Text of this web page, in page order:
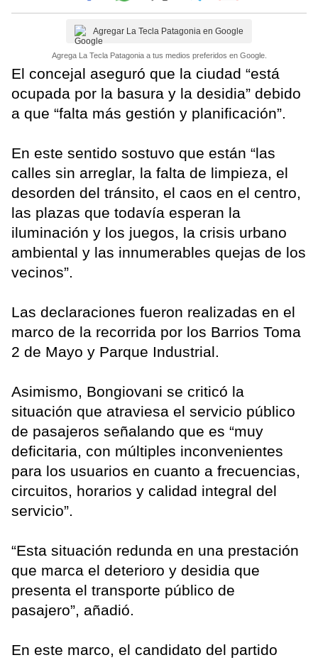
Agregar La Tecla Patagonia en Google
Agrega La Tecla Patagonia a tus medios preferidos en Google.
El concejal aseguró que la ciudad “está
ocupada por la basura y la desidia” debido
a que “falta más gestión y planificación”.
En este sentido sostuvo que están “las
calles sin arreglar, la falta de limpieza, el
desorden del tránsito, el caos en el centro,
las plazas que todavía esperan la
iluminación y los juegos, la crisis urbano
ambiental y las innumerables quejas de los
vecinos”.
Las declaraciones fueron realizadas en el
marco de la recorrida por los Barrios Toma
2 de Mayo y Parque Industrial.
Asimismo, Bongiovani se criticó la
situación que atraviesa el servicio público
de pasajeros señalando que es “muy
deficitaria, con múltiples inconvenientes
para los usuarios en cuanto a frecuencias,
circuitos, horarios y calidad integral del
servicio”.
“Esta situación redunda en una prestación
que marca el deterioro y desidia que
presenta el transporte público de
pasajero”, añadió.
En este marco, el candidato del partido